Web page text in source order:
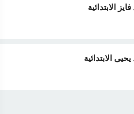
الابتدائية
الابتدائية